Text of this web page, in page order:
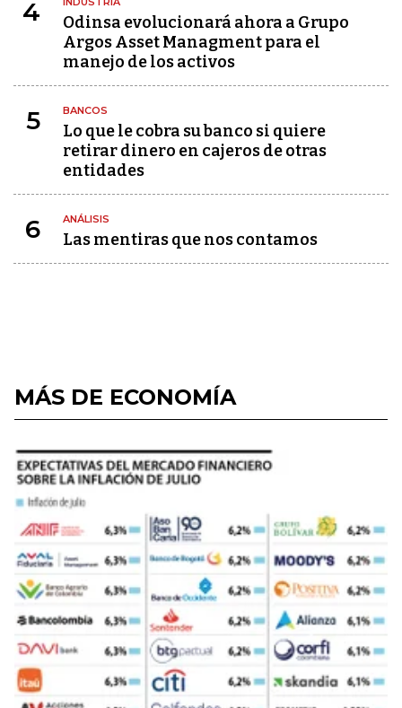
4
Odinsa evolucionará ahora a Grupo
Argos Asset Managment para el
manejo de los activos
5 BANCOS
Lo que le cobra su banco si quiere
retirar dinero en cajeros de otras
entidades
6 ANÁLISIS
Las mentiras que nos contamos
MÁS DE ECONOMÍA